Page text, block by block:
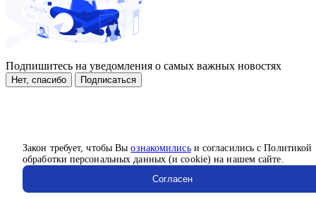
Закон требует, чтобы Выознакомилисьи согласились с Политикой
обработки персональных данных (и cookie) на нашем сайте.
Согласен
Подпишитесь на уведомления о самых важных новостях
Нет, спасибо Подписаться